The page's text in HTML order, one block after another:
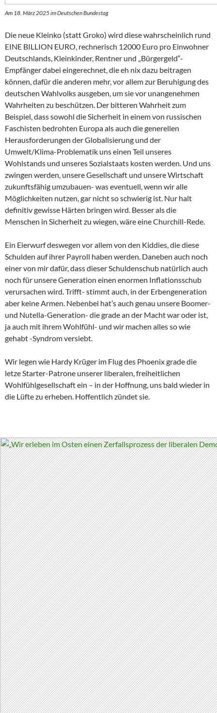
Am 18. März 2025 im Deutschen Bundestag
Die neue Kleinko (statt Groko) wird diese wahrscheinlich rund
EINE BILLION EURO, rechnerisch 12000 Euro pro Einwohner
Deutschlands, Kleinkinder, Rentner und „Bürgergeld“-
Empfänger dabei eingerechnet, die eh nix dazu beitragen
können, dafür die anderen mehr, vor allem zur Beruhigung des
deutschen Wahlvolks ausgeben, um sie vor unangenehmen
Wahrheiten zu beschützen. Der bitteren Wahrheit zum
Beispiel, dass sowohl die Sicherheit in einem von russischen
Faschisten bedrohten Europa als auch die generellen
Herausforderungen der Globalisierung und der
Umwelt/Klima-Problematik uns einen Teil unseres
Wohlstands und unseres Sozialstaats kosten werden. Und uns
zwingen werden, unsere Gesellschaft und unsere Wirtschaft
zukunftsfähig umzubauen- was eventuell, wenn wir alle
Möglichkeiten nutzen, gar nicht so schwierig ist. Nur halt
definitiv gewisse Härten bringen wird. Besser als die
Menschen in Sicherheit zu wiegen, wäre eine Churchill-Rede.
Ein Eierwurf deswegen vor allem von den Kiddies, die diese
Schulden auf ihrer Payroll haben werden. Daneben auch noch
einer von mir dafür, dass dieser Schuldenschub natürlich auch
noch für unsere Generation einen enormen Inflationsschub
verursachen wird. Trifft- stimmt auch, in der Erbengeneration
aber keine Armen. Nebenbei hat’s auch genau unsere Boomer-
und Nutella-Generation- die grade an der Macht war oder ist,
ja auch mit ihrem Wohlfühl- und wir machen alles so wie
gehabt -Syndrom versiebt.
Wir legen wie Hardy Krüger im Flug des Phoenix grade die
letze Starter-Patrone unserer liberalen, freiheitlichen
Wohlfühlgesellschaft ein – in der Hoffnung, uns bald wieder in
die Lüfte zu erheben. Hoffentlich zündet sie.